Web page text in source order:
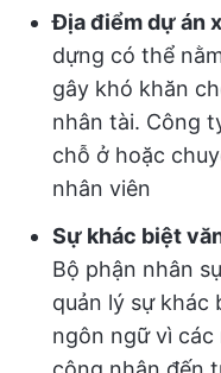
Địa điểm dự án
dựng có thể
gây khó khăn
nhân tài. Công
chỗ ở hoặc
nhân viên
Sự khác biệt
Bộ phận nhân
quản lý sự khác
ngôn ngữ vì các